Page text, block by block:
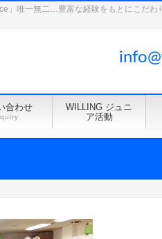
唯一無二…豊富な経験をもとにこだわ
合わせ
WILLING ジュニ
ア活動